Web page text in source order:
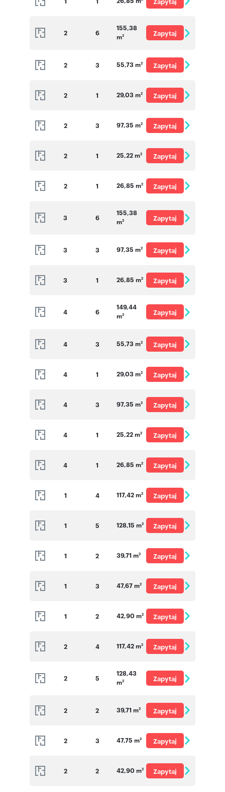
2 6
155,38
m2
Zapytaj
2 3 55,73 m2
Zapytaj
2 1 29,03 m2
Zapytaj
2 3 97,35 m2
Zapytaj
2 1 25,22 m2
Zapytaj
2 1 26,85 m2
Zapytaj
3 6
155,38
m2
Zapytaj
3 3 97,35 m2
Zapytaj
3 1 26,85 m2
Zapytaj
4 6
149,44
m2
Zapytaj
4 3 55,73 m2
Zapytaj
4 1 29,03 m2
Zapytaj
4 3 97,35 m2
Zapytaj
4 1 25,22 m2
Zapytaj
4 1 26,85 m2
Zapytaj
1 4 117,42 m2
Zapytaj
1 5 128,15 m2
Zapytaj
1 2 39,71 m2
Zapytaj
1 3 47,67 m2
Zapytaj
1 2 42,90 m2
Zapytaj
2 4 117,42 m2
Zapytaj
2 5
128,43
m2
Zapytaj
2 2 39,71 m2
Zapytaj
2 3 47,75 m2
Zapytaj
2 2 42,90 m2
Zapytaj